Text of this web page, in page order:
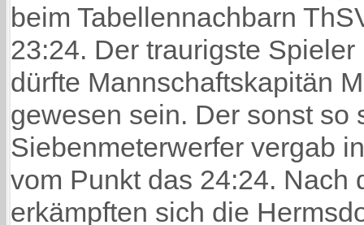
beim Tabellennachbarn
23:24. Der traurigste
dürfte Mannschaftskapitän
gewesen sein. Der sonst so
Siebenmeterwerfer vergab
vom Punkt das 24:24. Nach
erkämpften sich die